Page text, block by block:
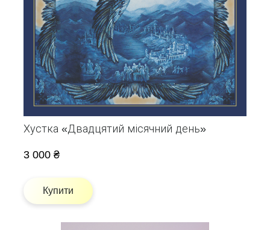
Хустка «Двадцятий місячний день»
3 000 ₴
Купити